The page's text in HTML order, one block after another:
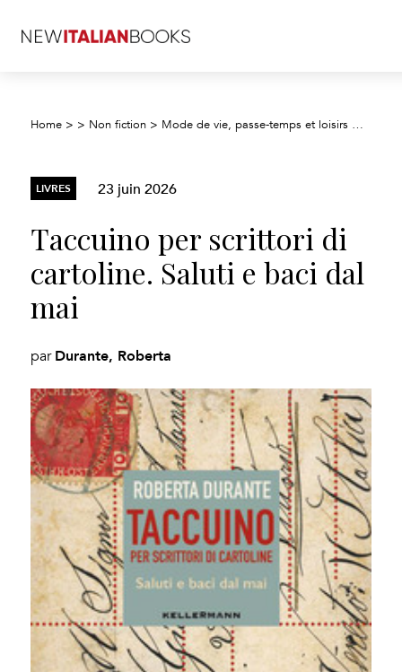
Home > > Non fiction > Mode de vie, passe-temps et loisirs
LIVRES 23 juin 2026
Taccuino per scrittori di
cartoline. Saluti e baci dal
mai
par Durante, Roberta